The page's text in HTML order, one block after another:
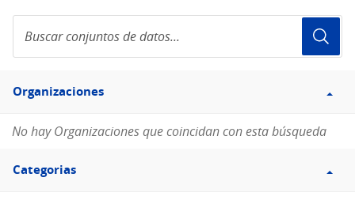
conjuntos
de
Filtro
Organizaciones
Organizaciones
No hay Organizaciones que coincidan con esta búsqueda
Filtro
Categorias
Categorias